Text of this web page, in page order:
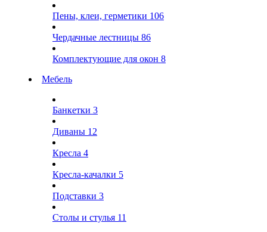
Пены, клеи, герметики 106
Чердачные лестницы 86
Комплектующие для окон 8
Мебель
Банкетки 3
Диваны 12
Кресла 4
Кресла-качалки 5
Подставки 3
Столы и стулья 11